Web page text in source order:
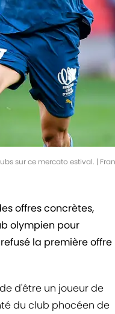
sur ce mercato estival. |
offres concrètes,
olympien pour
la première offre
d'être un joueur de
du club phocéen de